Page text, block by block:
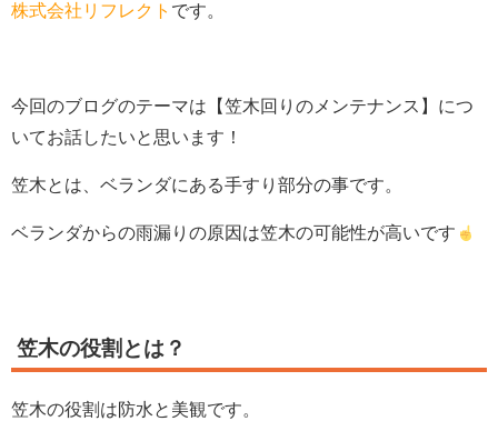
株式会社リフレクト です。
今回のブログのテーマは【笠木回りのメンテナンス】につ
いてお話したいと思います！
笠木とは、ベランダにある手すり部分の事です。
ベランダからの雨漏りの原因は笠木の可能性が高いです
笠木の役割とは？
笠木の役割は防水と美観です。